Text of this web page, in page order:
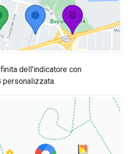
dell'indicatore con
personalizzata.